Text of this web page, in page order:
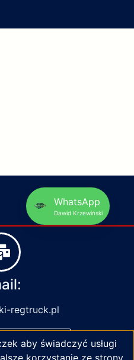
WhatsApp
Dawid Krzewiński
regtruck.pl
DO NAS
aby świadczyć usługi
korzystanie ze strony